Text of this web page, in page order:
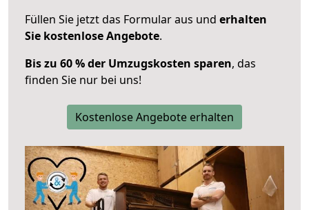
Füllen Sie jetzt das Formular aus und erhalten
Sie kostenlose Angebote.
Bis zu 60 % der Umzugskosten sparen, das
finden Sie nur bei uns!
Kostenlose Angebote erhalten